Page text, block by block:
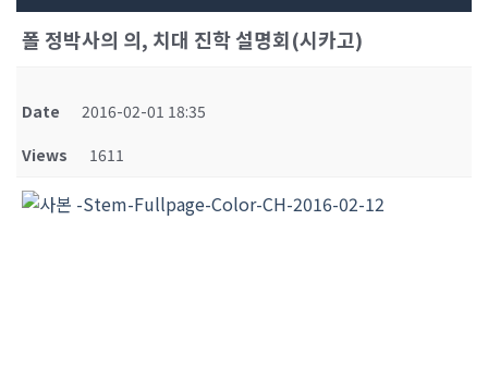
폴 정박사의 의, 치대 진학 설명회(시카고)
Date
2016-02-01 18:35
Views
1611